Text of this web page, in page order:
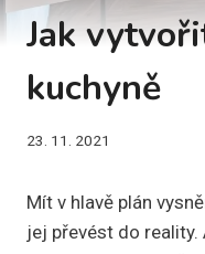
Jak
kuchyně
23. 11. 2021
Mít v hlavě plán
jej převést do